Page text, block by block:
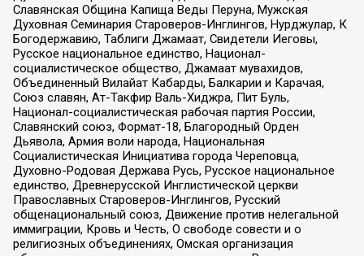
Славянская Община Капища Веды Перуна, Мужская
Духовная Семинария Староверов-Инглингов, Нурджулар, К
Богодержавию, Таблиги Джамаат, Свидетели Иеговы,
Русское национальное единство, Национал-
социалистическое общество, Джамаат мувахидов,
Объединенный Вилайат Кабарды, Балкарии и Карачая,
Союз славян, Ат-Такфир Валь-Хиджра, Пит Буль,
Национал-социалистическая рабочая партия России,
Славянский союз, Формат-18, Благородный Орден
Дьявола, Армия воли народа, Национальная
Социалистическая Инициатива города Череповца,
Духовно-Родовая Держава Русь, Русское национальное
единство, Древнерусской Инглистической церкви
Православных Староверов-Инглингов, Русский
общенациональный союз, Движение против нелегальной
иммиграции, Кровь и Честь, О свободе совести и о
религиозных объединениях, Омская организация